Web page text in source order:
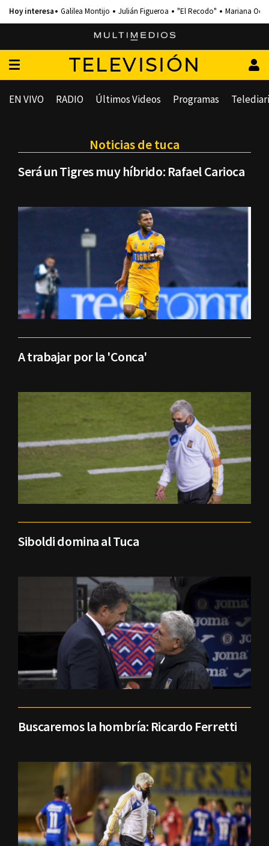
Galilea Montijo Julián Figueroa "El Recodo" Mariana
TELEVISIÓN
EN VIVO RADIO Últimos Videos Programas
Noticias de tuca
Será un Tigres muy híbrido: Rafael Carioca
A trabajar por la 'Conca'
Siboldi domina al Tuca
Buscaremos la hombría: Ricardo Ferretti